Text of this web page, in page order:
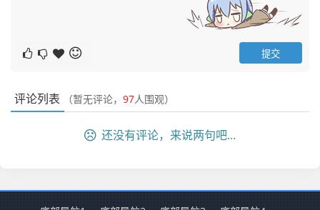
评论列表 （暂无评论， 97人围观）
还没有评论，来说两句吧...